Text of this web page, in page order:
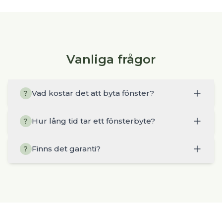
Vanliga frågor
? Vad kostar det att byta fönster?
? Hur lång tid tar ett fönsterbyte?
? Finns det garanti?